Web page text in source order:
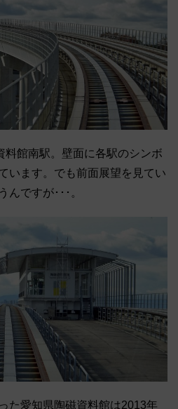
料館南駅。壁面に各駅のシンボ
います。でも前面展望を見てい
んですが･･･。
た愛知県陶磁資料館は2013年